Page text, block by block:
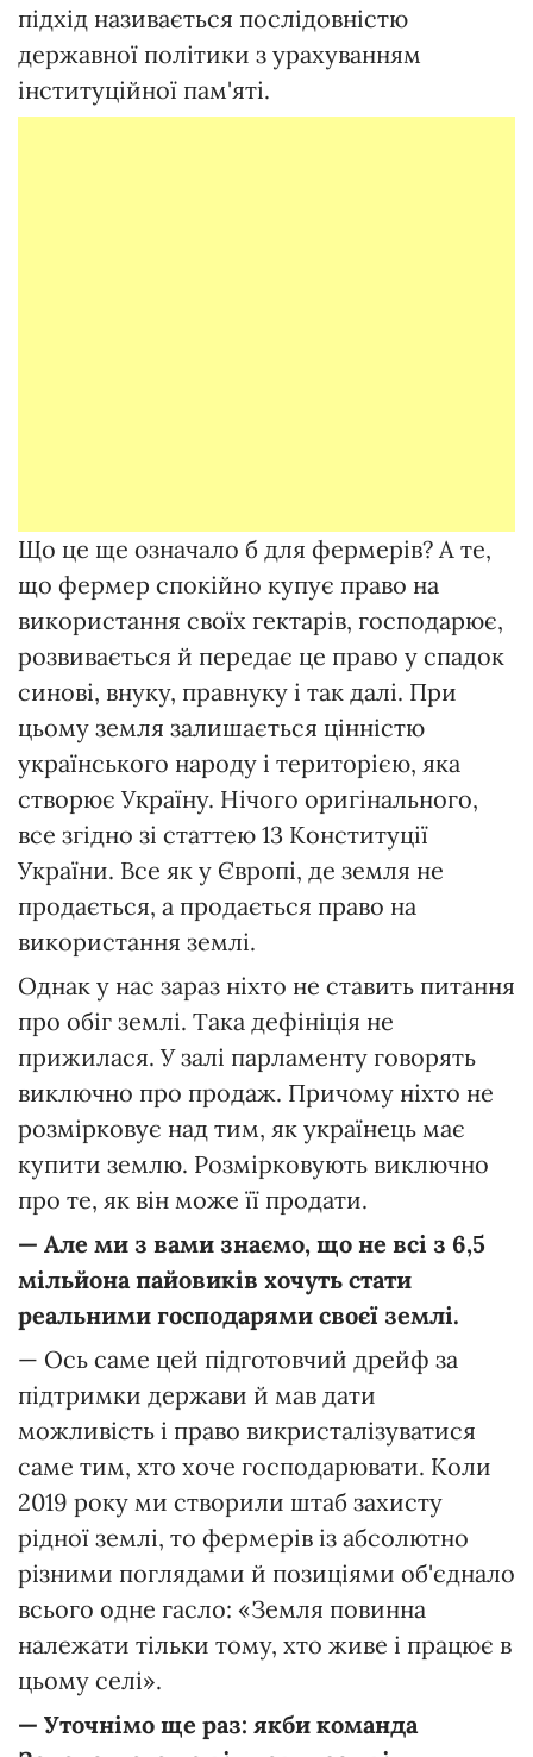
підхід називається послідовністю
державної політики з урахуванням
інституційної пам'яті.
Що це ще означало б для фермерів? А те,
що фермер спокійно купує право на
використання своїх гектарів, господарює,
розвивається й передає це право у спадок
синові, внуку, правнуку і так далі. При
цьому земля залишається цінністю
українського народу і територією, яка
створює Україну. Нічого оригінального,
все згідно зі статтею 13 Конституції
України. Все як у Європі, де земля не
продається, а продається право на
використання землі.
Однак у нас зараз ніхто не ставить питання
про обіг землі. Така дефініція не
прижилася. У залі парламенту говорять
виключно про продаж. Причому ніхто не
розмірковує над тим, як українець має
купити землю. Розмірковують виключно
про те, як він може її продати.
— Але ми з вами знаємо, що не всі з 6,5
мільйона пайовиків хочуть стати
реальними господарями своєї землі.
— Ось саме цей підготовчий дрейф за
підтримки держави й мав дати
можливість і право викристалізуватися
саме тим, хто хоче господарювати. Коли
2019 року ми створили штаб захисту
рідної землі, то фермерів із абсолютно
різними поглядами й позиціями об'єднало
всього одне гасло: «Земля повинна
належати тільки тому, хто живе і працює в
цьому селі».
— Уточнімо ще раз: якби команда